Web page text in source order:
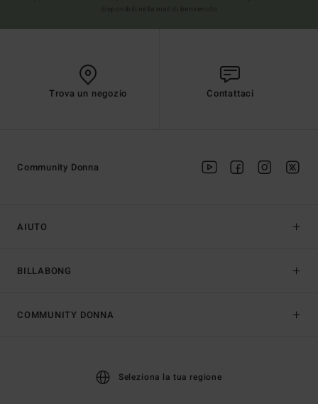
Trova un negozio Contattaci
AIUTO
BILLABONG
Community Donna
COMMUNITY DONNA
Seleziona la tua regione